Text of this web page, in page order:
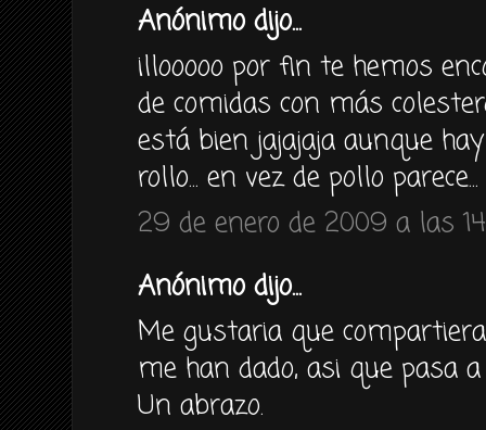
Anónimo dijo...
illooooo por fin te hemos
de comidas con más
está bien jajajaja aunque
rollo... en vez de pollo
29 de enero de 2009 a las
Anónimo dijo...
Me gustaria que
me han dado, asi que pasa
Un abrazo.